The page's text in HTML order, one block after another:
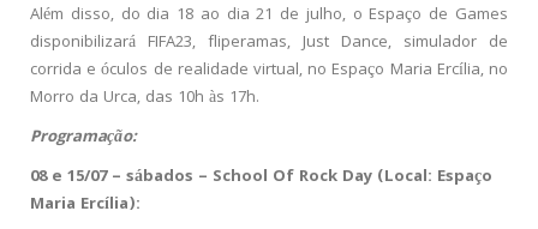
Além disso, do dia 18 ao dia 21 de julho, o Espaço de Games
disponibilizará FIFA23, fliperamas, Just Dance, simulador de
corrida e óculos de realidade virtual, no Espaço Maria Ercília, no
Morro da Urca, das 10h às 17h.
Programação:
08 e 15/07 – sábados – School Of Rock Day (Local: Espaço
Maria Ercília):